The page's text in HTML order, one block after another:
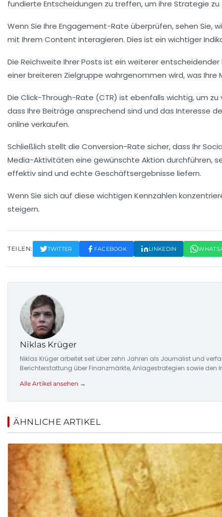
fundierte Entscheidungen zu treffen, um ihre Strategie
Wenn Sie Ihre Engagement-Rate überprüfen, sehen Sie,
mit Ihrem Content interagieren. Dies ist ein wichtiger
Die Reichweite Ihrer Posts ist ein weiterer
einer breiteren Zielgruppe wahrgenommen wird, was
Die Click-Through-Rate (CTR) ist ebenfalls wichtig, um zu
dass Ihre Beiträge ansprechend sind und das Interesse
online verkaufen.
Schließlich stellt die Conversion-Rate sicher, dass Ihr
Media-Aktivitäten eine gewünschte Aktion durchführen,
effektiv sind und echte Geschäftsergebnisse liefern.
Wenn Sie sich auf diese wichtigen Kennzahlen
steigern.
TEILEN: TWITTER FACEBOOK LINKEDIN
Niklas Krüger
Niklas Krüger arbeitet seit über zehn Jahren als Journalist und
Berichterstattung über Finanzmärkte, Anlagestrategien sowie
Alle Artikel ansehen →
ÄHNLICHE ARTIKEL